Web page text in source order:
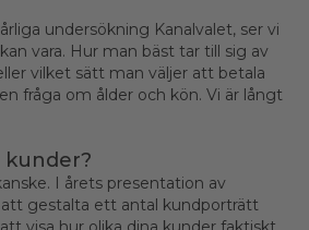
undersökning Kanalvalet, ser vi
vara. Hur man bäst tar till sig av
vilket sätt man väljer att betala
fråga om ålder och kön. Vi är långt
kunder?
I årets presentation av
att gestalta ett antal kundporträtt